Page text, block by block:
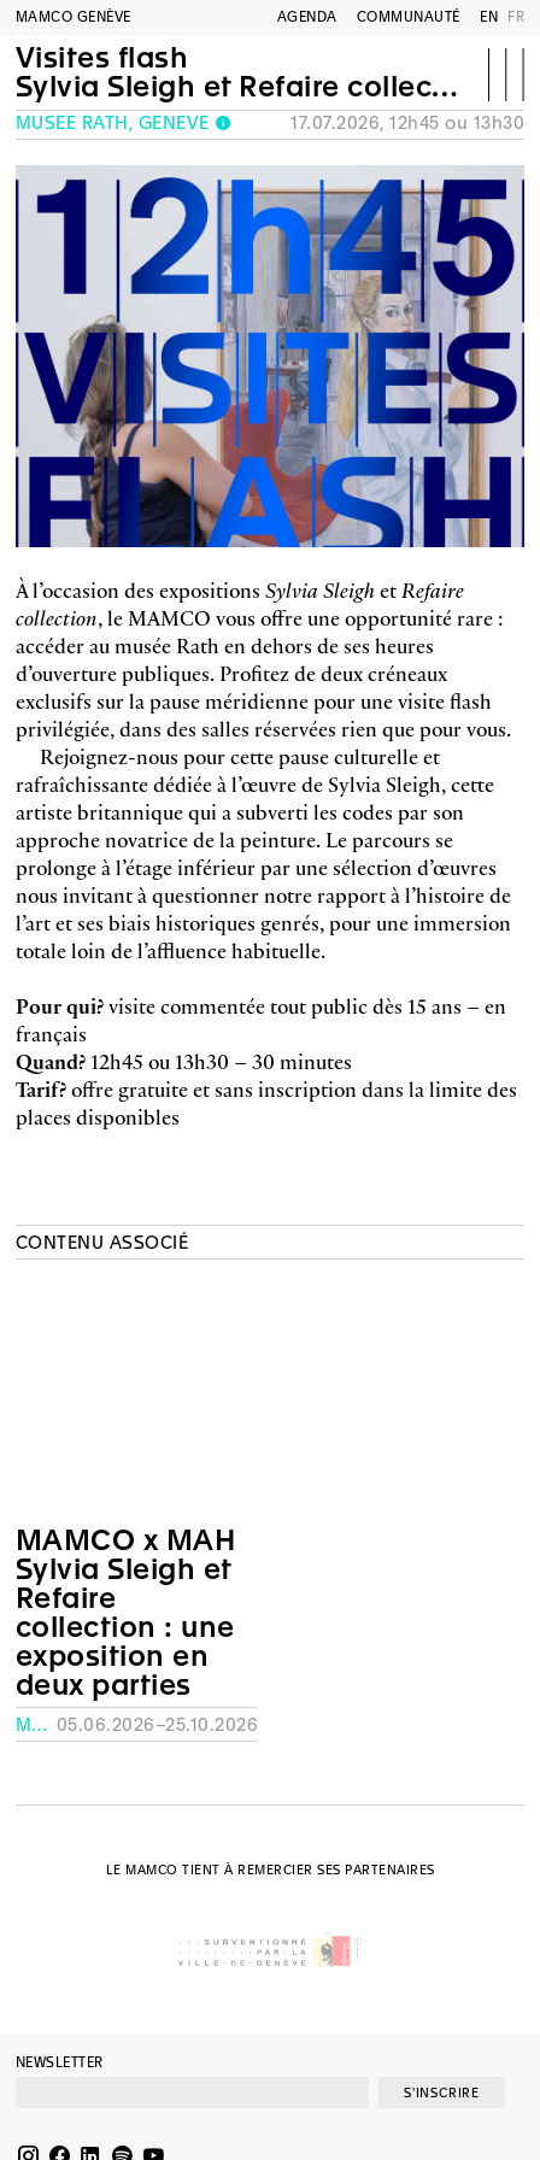
MAMCO GENÈVE AGENDA COMMUNAUTÉ EN FR
Visites flash
Sylvia Sleigh et Refaire collection
MUSÉE RATH, GENÈVE 17.07.2026, 12h45 ou 13h30
À l’occasion des expositions Sylvia SleighetRefaire
collection, le MAMCO vous offre une opportunité rare :
accéder au musée Rath en dehors de ses heures
d’ouverture publiques. Profitez de deux créneaux
exclusifs sur la pause méridienne pour une visite flash
privilégiée, dans des salles réservées rien que pour vous.
Rejoignez-nous pour cette pause culturelle et
rafraîchissante dédiée à l’œuvre de Sylvia Sleigh, cette
artiste britannique qui a subverti les codes par son
approche novatrice de la peinture. Le parcours se
prolonge à l’étage inférieur par une sélection d’œuvres
nous invitant à questionner notre rapport à l’histoire de
l’art et ses biais historiques genrés, pour une immersion
totale loin de l’affluence habituelle.
Pour qui?visite commentée tout public dès 15 ans – en
français
Quand?12h45 ou 13h30 – 30 minutes
Tarif?offre gratuite et sans inscription dans la limite des
places disponibles
CONTENU ASSOCIÉ
MAMCO x MAH
Sylvia Sleigh et
Refaire
collection : une
exposition en
deux parties
MUSÉE RATH, GENÈVE 05.06.2026–25.10.2026
LE MAMCO TIENT À REMERCIER SES PARTENAIRES
NEWSLETTER
S'INSCRIRE